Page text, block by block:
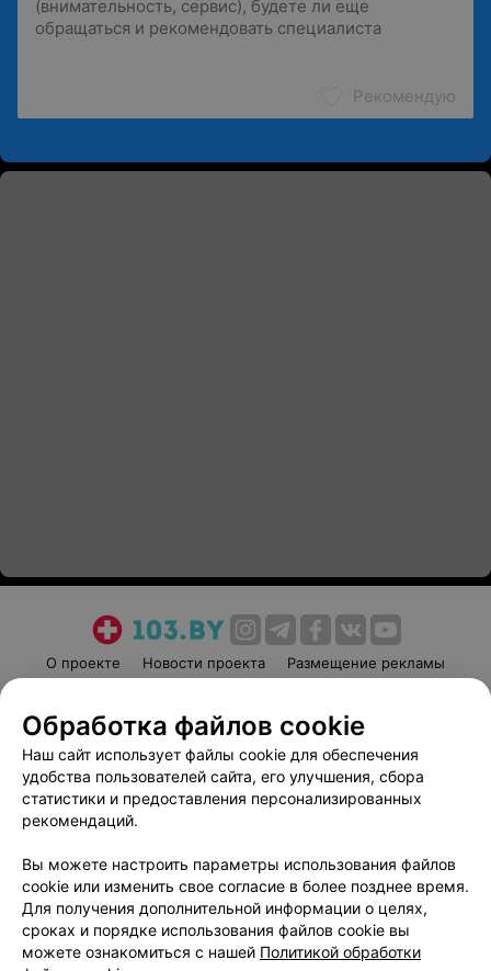
Рекомендую
О проекте Новости проекта
Размещение рекламы
Пользовательское соглашение
Способы оплаты
Вакансии
Партнеры
Написать руководителю 103.by
Обработка персональных данных
Обработка файлов cookie
Наш сайт использует файлы cookie для обеспечения
удобства пользователей сайта, его улучшения, сбора
статистики и предоставления персонализированных
рекомендаций.
Вы можете настроить параметры использования файлов
cookie или изменить свое согласие в более позднее время.
Для получения дополнительной информации о целях,
сроках и порядке использования файлов cookie вы
можете ознакомиться с нашей Политикой обработки